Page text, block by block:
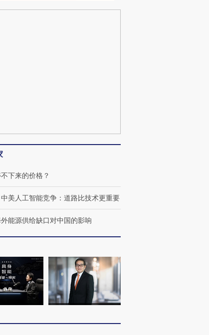
下来的价格？
中美人工智能竞争：道路比技术更重要
能源供给缺口对中国的影响